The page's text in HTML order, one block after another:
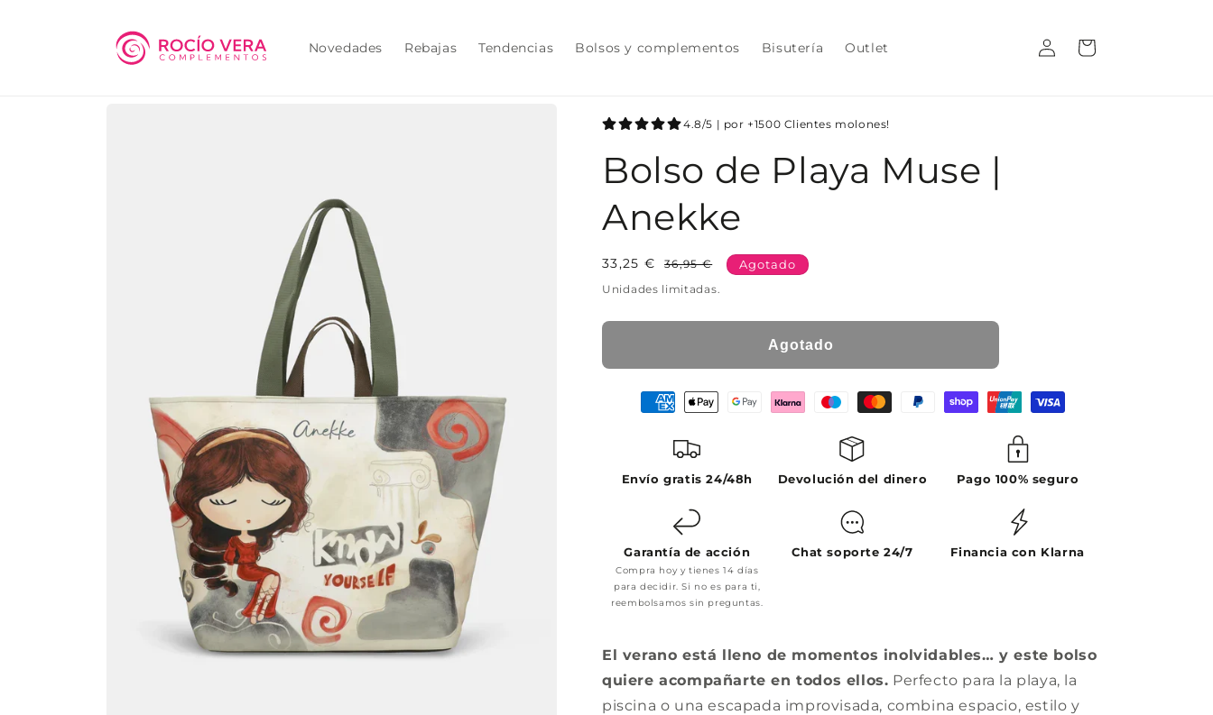
Novedades Rebajas Tendencias Bolsos y complementos Bisutería Outlet
Iniciar
sesión
Carrito
4.8/5 | por +1500 Clientes molones!
Bolso de Playa Muse |
Anekke
Precio
36,95 €
Precio
33,25 € Agotado
Unidades limitadas.
Agotado
Envío gratis 24/48h Devolución del dinero Pago 100% seguro
Garantía de acción
Compra hoy y tienes 14 días
para decidir. Si no es para ti,
reembolsamos sin preguntas.
Chat soporte 24/7 Financia con Klarna
El verano está lleno de momentos inolvidables… y este bolso
quiere acompañarte en todos ellos. Perfecto para la playa, la
piscina o una escapada improvisada, combina espacio, estilo y